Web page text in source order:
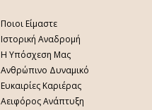
Ποιοι Είμαστε
Ιστορική Αναδρομή
Η Υπόσχεση Μας
Ανθρώπινο Δυναμικό
Ευκαιρίες Καριέρας
Αειφόρος Ανάπτυξη